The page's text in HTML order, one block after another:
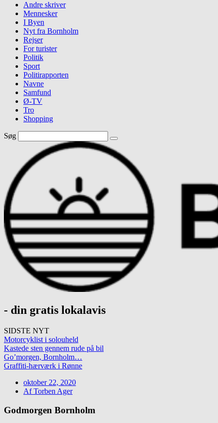
Andre skriver
Mennesker
I Byen
Nyt fra Bornholm
Rejser
For turister
Politik
Sport
Politirapporten
Navne
Samfund
Ø-TV
Tro
Shopping
Søg
- din gratis lokalavis
SIDSTE NYT
Motorcyklist i solouheld
Kastede sten gennem rude på bil
Go’morgen, Bornholm…
Graffiti-hærværk i Rønne
oktober 22, 2020
AfTorben Ager
Godmorgen Bornholm